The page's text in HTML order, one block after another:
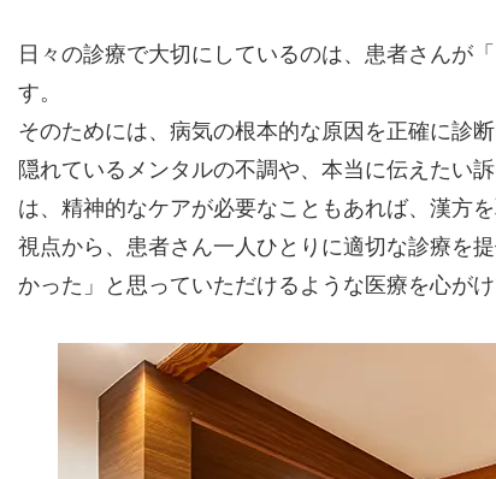
日々の診療で大切にしているのは、患者さんが
す。
そのためには、病気の根本的な原因を正確に診
隠れているメンタルの不調や、本当に伝えたい
は、精神的なケアが必要なこともあれば、漢方
視点から、患者さん一人ひとりに適切な診療を
かった」と思っていただけるような医療を心がけ